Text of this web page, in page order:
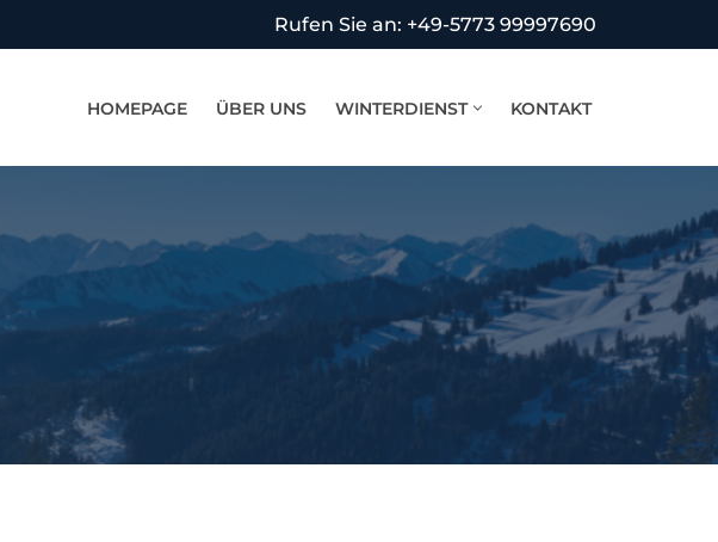
Rufen Sie an: +49-5773 99997690
HOMEPAGE ÜBER UNS WINTERDIENST KONTAKT